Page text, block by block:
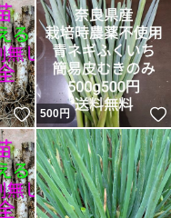
いいね！
500円